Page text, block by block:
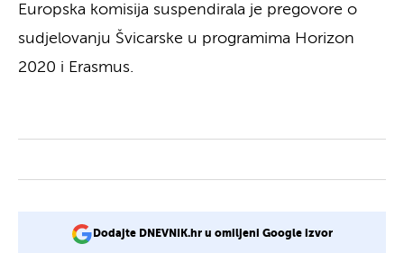
Europska komisija suspendirala je pregovore o
sudjelovanju Švicarske u programima Horizon
2020 i Erasmus.
Dodajte DNEVNIK.hr u omiljeni Google izvor